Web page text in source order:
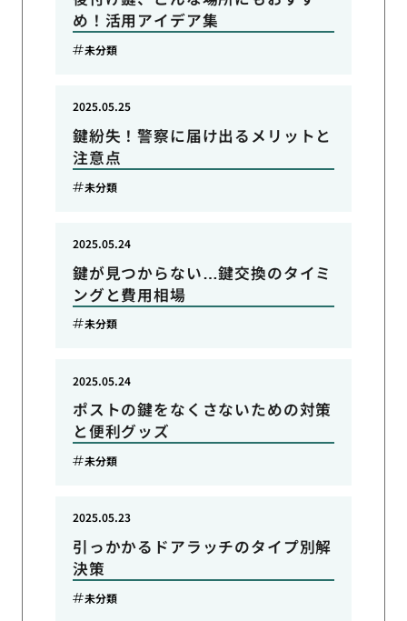
め！活用アイデア集
未分類
鍵紛失！警察に届け出るメリットと
注意点
2025.05.25
未分類
鍵が見つからない…鍵交換のタイミ
ングと費用相場
2025.05.24
未分類
ポストの鍵をなくさないための対策
と便利グッズ
2025.05.24
未分類
引っかかるドアラッチのタイプ別解
決策
2025.05.23
未分類